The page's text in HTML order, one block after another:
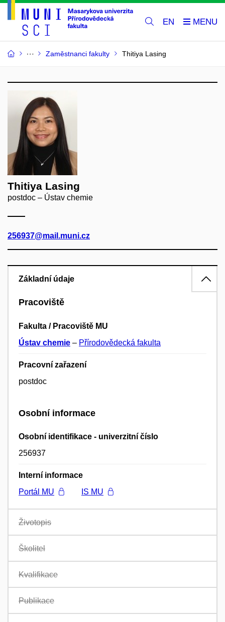
EN
Zaměstnanci fakulty Thitiya Lasing
Thitiya Lasing
postdoc – Ústav chemie
256937@mail.muni.cz
Základní údaje
Pracoviště
Fakulta / Pracoviště MU
Ústav chemie – Přírodovědecká fakulta
Pracovní zařazení
postdoc
Osobní informace
Osobní identifikace - univerzitní číslo
256937
Interní informace
Portál MU
IS MU
Životopis
Školitel
Kvalifikace
Publikace